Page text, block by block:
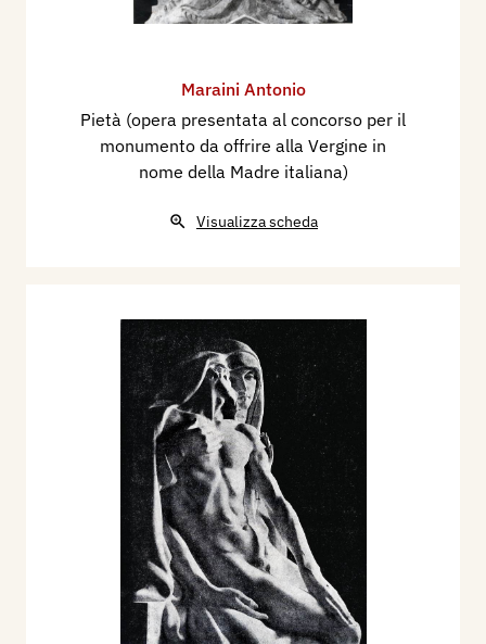
Maraini Antonio
Pietà (opera presentata al concorso per il
monumento da offrire alla Vergine in
nome della Madre italiana)
Visualizza scheda